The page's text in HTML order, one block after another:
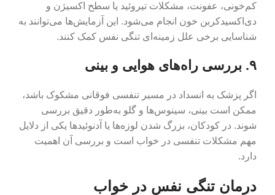
کم‌خونی، عفونت، مشکلات تیروئید یا سطح اکسیژن و
دی‌اکسیدکربن خون انجام می‌شود. این آزمایش‌ها می‌توانند به
شناسایی برخی علل زمینه‌ای تنگی نفس کمک کنند.
۹. بررسی راه‌های هوایی و بینی
اگر پزشک به انسداد در مسیر تنفسی فوقانی مشکوک باشد،
ممکن است بینی، سینوس‌ها و گلو به‌طور دقیق بررسی
شوند. در کودکان، بزرگ شدن لوزه‌ها یا آدنوئیدها یکی از دلایل
مهم مشکلات تنفسی در خواب است و بررسی آن اهمیت
دارد.
درمان تنگی نفس در خواب